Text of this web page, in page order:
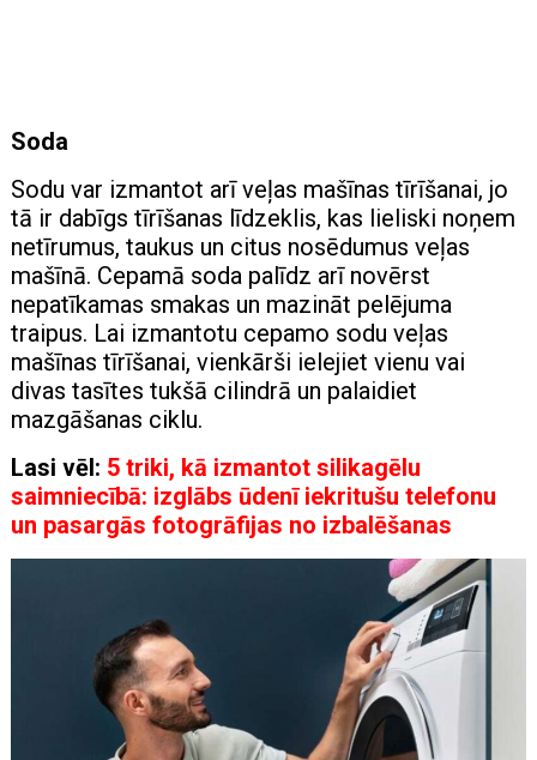
Soda
Sodu var izmantot arī veļas mašīnas tīrīšanai, jo
tā ir dabīgs tīrīšanas līdzeklis, kas lieliski noņem
netīrumus, taukus un citus nosēdumus veļas
mašīnā. Cepamā soda palīdz arī novērst
nepatīkamas smakas un mazināt pelējuma
traipus. Lai izmantotu cepamo sodu veļas
mašīnas tīrīšanai, vienkārši ielejiet vienu vai
divas tasītes tukšā cilindrā un palaidiet
mazgāšanas ciklu.
Lasi vēl: 5 triki, kā izmantot silikagēlu
saimniecībā: izglābs ūdenī iekritušu telefonu
un pasargās fotogrāfijas no izbalēšanas